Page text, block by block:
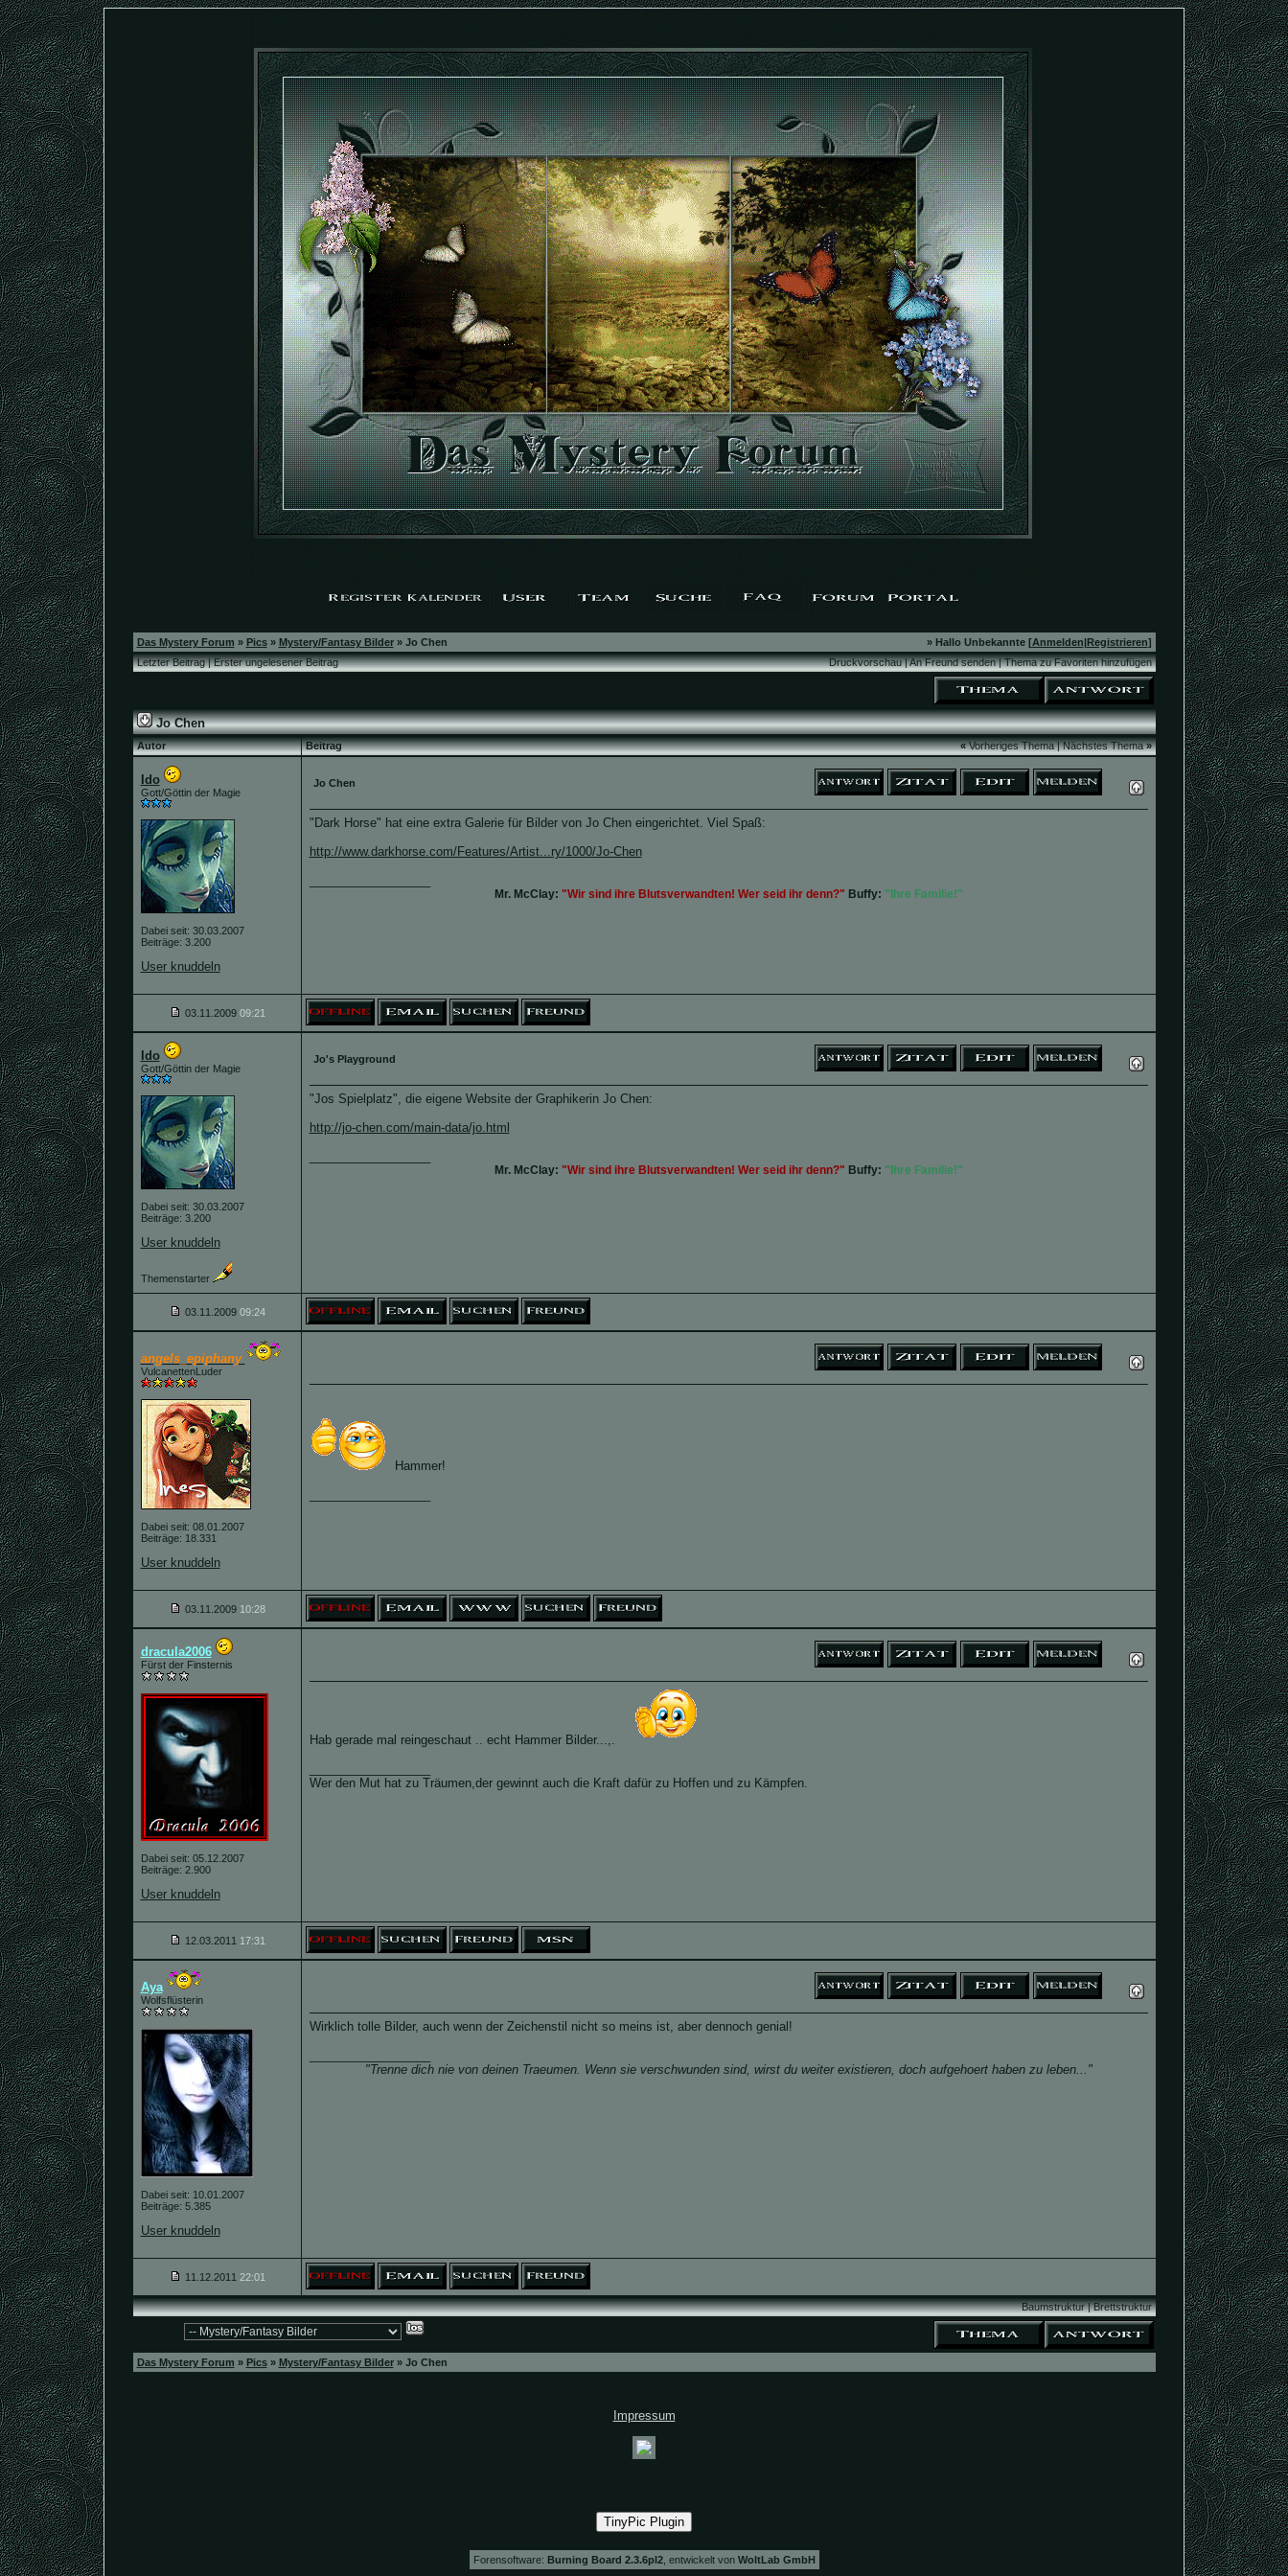
Das Mystery Forum » Pics» Mystery/Fantasy Bilder» Jo Chen » Hallo Unbekannte [Anmelden|Registrieren]
Letzter Beitrag|Erster ungelesener Beitrag Druckvorschau|An Freund senden|Thema zu Favoriten hinzufügen
Jo Chen
Autor Beitrag « Vorheriges Thema|Nächstes Thema »
Ido
Gott/Göttin der Magie
Dabei seit: 30.03.2007
Beiträge: 3.200
User knuddeln
Jo Chen
"Dark Horse" hat eine extra Galerie für Bilder von Jo Chen eingerichtet. Viel Spaß:
http://www.darkhorse.com/Features/Artist...ry/1000/Jo-Chen
Mr. McClay: "Wir sind ihre Blutsverwandten! Wer seid ihr denn?" Buffy: "Ihre Familie!"
03.11.2009 09:21
Ido
Gott/Göttin der Magie
Dabei seit: 30.03.2007
Beiträge: 3.200
User knuddeln
Themenstarter
Jo's Playground
"Jos Spielplatz", die eigene Website der Graphikerin Jo Chen:
http://jo-chen.com/main-data/jo.html
Mr. McClay: "Wir sind ihre Blutsverwandten! Wer seid ihr denn?" Buffy: "Ihre Familie!"
03.11.2009 09:24
angels_epiphany
VulcanettenLuder
Dabei seit: 08.01.2007
Beiträge: 18.331
User knuddeln
Hammer!
03.11.2009 10:28
dracula2006
Fürst der Finsternis
Dabei seit: 05.12.2007
Beiträge: 2.900
User knuddeln
Hab gerade mal reingeschaut .. echt Hammer Bilder...,.
Wer den Mut hat zu Träumen,der gewinnt auch die Kraft dafür zu Hoffen und zu Kämpfen.
12.03.2011 17:31
Aya
Wolfsflüsterin
Dabei seit: 10.01.2007
Beiträge: 5.385
User knuddeln
Wirklich tolle Bilder, auch wenn der Zeichenstil nicht so meins ist, aber dennoch genial!
"Trenne dich nie von deinen Traeumen. Wenn sie verschwunden sind, wirst du weiter existieren, doch aufgehoert haben zu leben..."
11.12.2011 22:01
Baumstruktur|Brettstruktur
Das Mystery Forum » Pics» Mystery/Fantasy Bilder» Jo Chen
Impressum
Forensoftware: Burning Board 2.3.6pl2, entwickelt von WoltLab GmbH